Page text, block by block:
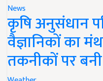
News
कृषि अनुसंधान
वैज्ञानिकों का
तकनीकों पर